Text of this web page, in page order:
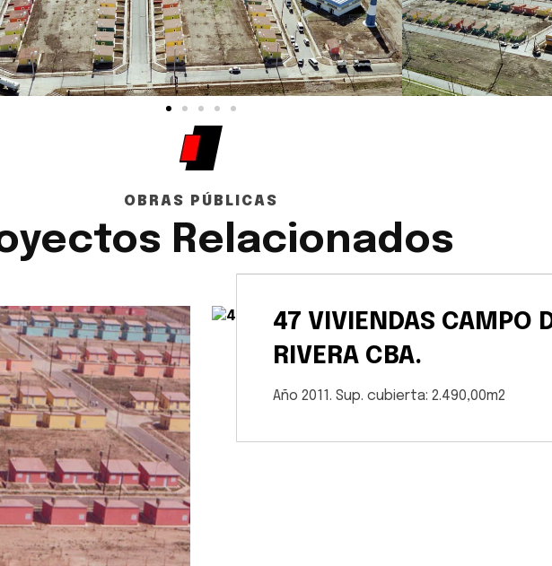
OBRAS PÚBLICAS
Relacionados
47 VIVIENDAS CAMPO
RIVERA CBA.
Año 2011. Sup. cubierta: 2.490,00m2